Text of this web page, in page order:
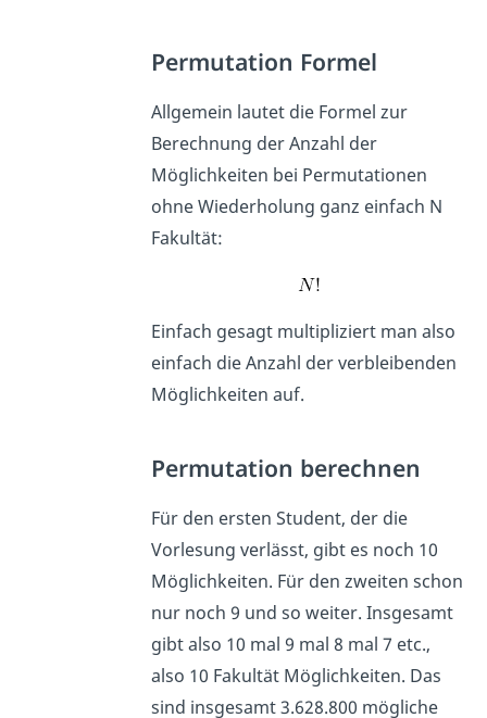
Permutation Formel
Allgemein lautet die Formel zur
Berechnung der Anzahl der
Möglichkeiten bei Permutationen
ohne Wiederholung ganz einfach N
Fakultät:
Einfach gesagt multipliziert man also
einfach die Anzahl der verbleibenden
Möglichkeiten auf.
Permutation berechnen
Für den ersten Student, der die
Vorlesung verlässt, gibt es noch 10
Möglichkeiten. Für den zweiten schon
nur noch 9 und so weiter. Insgesamt
gibt also 10 mal 9 mal 8 mal 7 etc.,
also 10 Fakultät Möglichkeiten. Das
sind insgesamt 3.628.800 mögliche